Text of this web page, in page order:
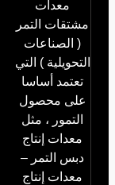
معدات
مشتقات التمر
( الصناعات
التحويلية ) التي
تعتمد أساسا
على محصول
التمور ، مثل
معدات إنتاج
دبس التمر –
معدات إنتاج